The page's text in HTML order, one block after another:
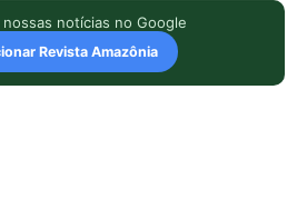
nossas notícias no Google
Revista Amazônia